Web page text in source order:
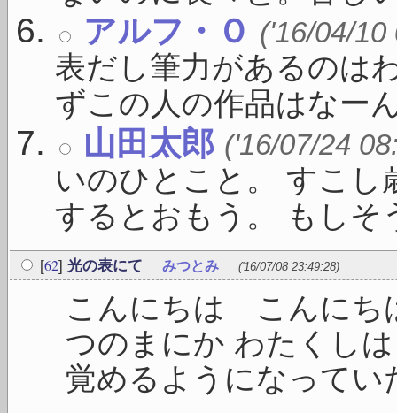
アルフ・Ｏ ('16/04/10
表だし筆力があるのは
ずこの人の作品はなー
山田太郎 ('16/07/24
いのひとこと。 すこ
するとおもう。 もしそ
[62] 光の表にて みつとみ ('16/07/08 23:49:28)
こんにちは こんに
つのまにか わたくし
覚めるようになって